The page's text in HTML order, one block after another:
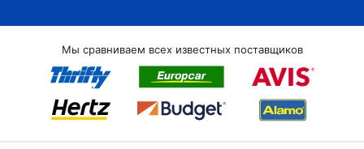
Мы сравниваем всех известных поставщиков